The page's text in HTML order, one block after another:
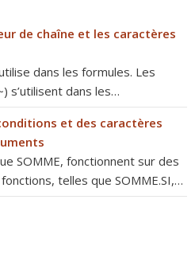
de chaîne et les caractères
dans les formules. Les
s’utilisent dans les…
et des caractères
SOMME, fonctionnent sur des
telles que SOMME.SI,…